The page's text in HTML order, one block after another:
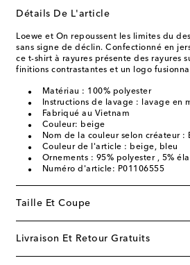
Détails De L'article
Loewe et On repoussent les limites du
sans signe de déclin. Confectionné en
ce t-shirt à rayures présente des rayures
finitions contrastantes et un logo
Matériau : 100% polyester
Instructions de lavage : lavage en
Fabriqué au Vietnam
Couleur: beige
Nom de la couleur selon créateur :
Couleur de l'article : beige, bleu
Ornements : 95% polyester , 5%
Numéro d'article: P01106555
Taille Et Coupe
Livraison Et Retour Gratuits